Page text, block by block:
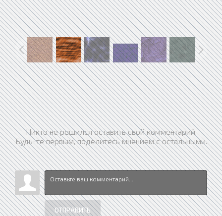
Никто не решился оставить свой комментарий.
Будь-те первым, поделитесь мнением с остальными.
ОТПРАВИТЬ